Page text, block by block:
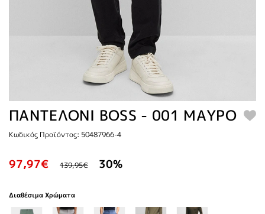
ΠΑΝΤΕΛΟΝΙ BOSS - 001 ΜΑΥΡΟ
Κωδικός Προϊόντος: 50487966-4
97,97€ 139,95€ 30%
Διαθέσιμα Χρώματα